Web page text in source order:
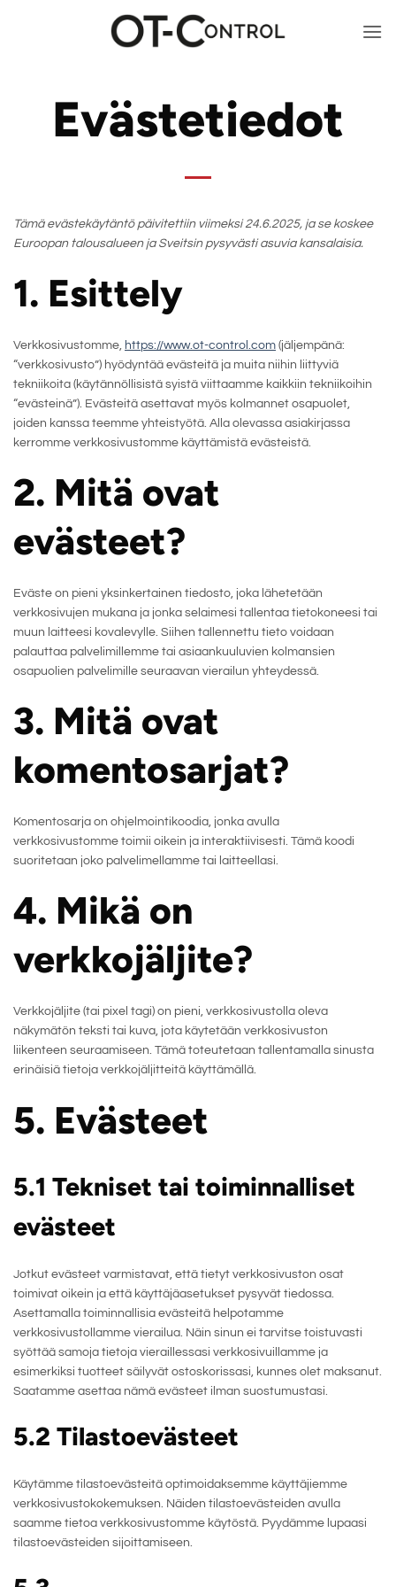
Evästetiedot
Tämä evästekäytäntö päivitettiin viimeksi 24.6.2025, ja se koskee
Euroopan talousalueen ja Sveitsin pysyvästi asuvia kansalaisia.
1. Esittely
Verkkosivustomme, https://www.ot-control.com (jäljempänä:
“verkkosivusto”) hyödyntää evästeitä ja muita niihin liittyviä
tekniikoita (käytännöllisistä syistä viittaamme kaikkiin tekniikoihin
“evästeinä”). Evästeitä asettavat myös kolmannet osapuolet,
joiden kanssa teemme yhteistyötä. Alla olevassa asiakirjassa
kerromme verkkosivustomme käyttämistä evästeistä.
2. Mitä ovat
evästeet?
Eväste on pieni yksinkertainen tiedosto, joka lähetetään
verkkosivujen mukana ja jonka selaimesi tallentaa tietokoneesi tai
muun laitteesi kovalevylle. Siihen tallennettu tieto voidaan
palauttaa palvelimillemme tai asiaankuuluvien kolmansien
osapuolien palvelimille seuraavan vierailun yhteydessä.
3. Mitä ovat
komentosarjat?
Komentosarja on ohjelmointikoodia, jonka avulla
verkkosivustomme toimii oikein ja interaktiivisesti. Tämä koodi
suoritetaan joko palvelimellamme tai laitteellasi.
4. Mikä on
verkkojäljite?
Verkkojäljite (tai pixel tagi) on pieni, verkkosivustolla oleva
näkymätön teksti tai kuva, jota käytetään verkkosivuston
liikenteen seuraamiseen. Tämä toteutetaan tallentamalla sinusta
erinäisiä tietoja verkkojäljitteitä käyttämällä.
5. Evästeet
5.1 Tekniset tai toiminnalliset
evästeet
Jotkut evästeet varmistavat, että tietyt verkkosivuston osat
toimivat oikein ja että käyttäjäasetukset pysyvät tiedossa.
Asettamalla toiminnallisia evästeitä helpotamme
verkkosivustollamme vierailua. Näin sinun ei tarvitse toistuvasti
syöttää samoja tietoja vieraillessasi verkkosivuillamme ja
esimerkiksi tuotteet säilyvät ostoskorissasi, kunnes olet maksanut.
Saatamme asettaa nämä evästeet ilman suostumustasi.
5.2 Tilastoevästeet
Käytämme tilastoevästeitä optimoidaksemme käyttäjiemme
verkkosivustokokemuksen. Näiden tilastoevästeiden avulla
saamme tietoa verkkosivustomme käytöstä. Pyydämme lupaasi
tilastoevästeiden sijoittamiseen.